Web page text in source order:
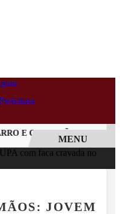
E CAMINHÃO NA BR-262
MENU
JOVEM